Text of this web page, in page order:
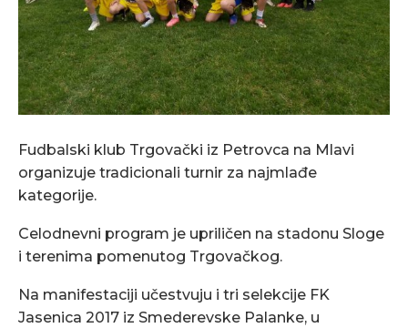
Fudbalski klub Trgovački iz Petrovca na Mlavi
organizuje tradicionali turnir za najmlađe
kategorije.
Celodnevni program je upriličen na stadonu Sloge
i terenima pomenutog Trgovačkog.
Na manifestaciji učestvuju i tri selekcije FK
Jasenica 2017 iz Smederevske Palanke, u